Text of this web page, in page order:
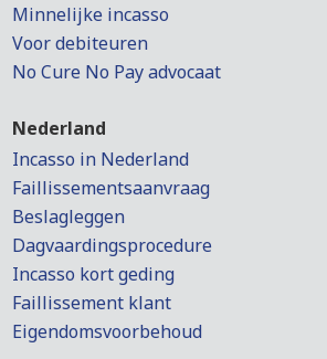
Minnelijke incasso
Voor debiteuren
No Cure No Pay advocaat
Nederland
Incasso in Nederland
Faillissementsaanvraag
Beslagleggen
Dagvaardingsprocedure
Incasso kort geding
Faillissement klant
Eigendomsvoorbehoud